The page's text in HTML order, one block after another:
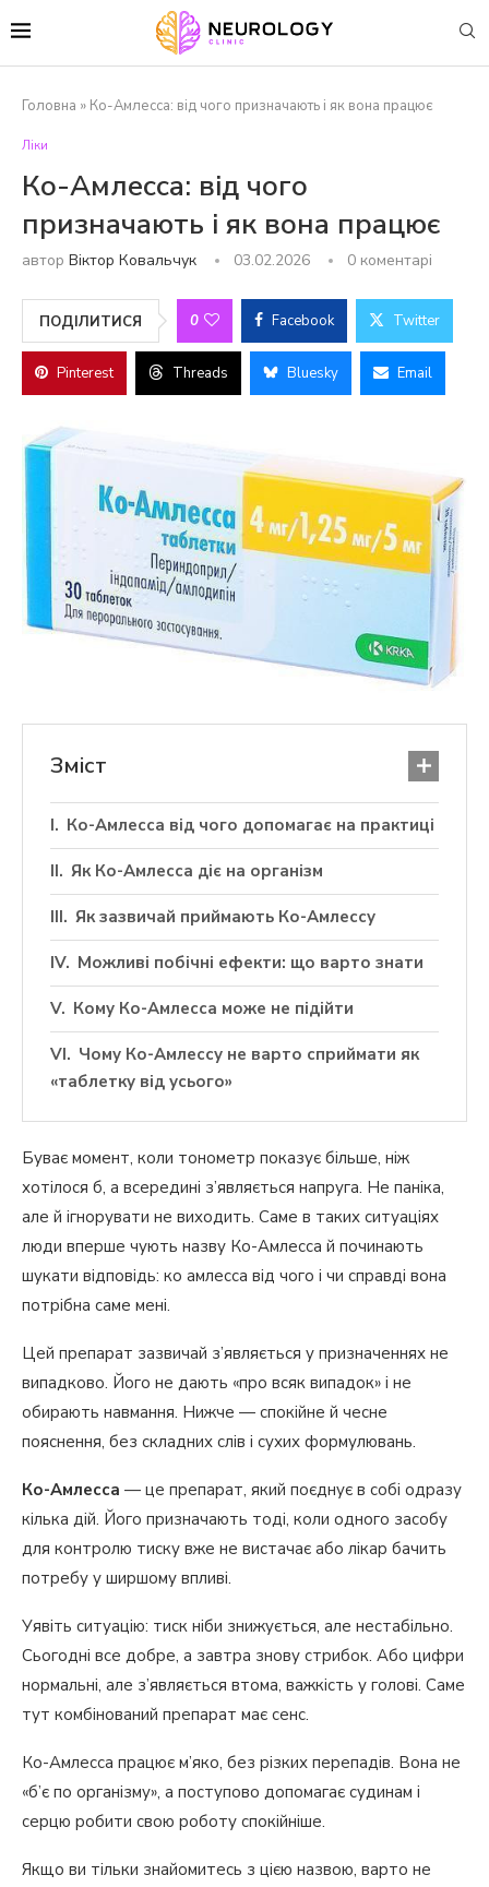
Головна » Ко-Амлесса: від чого призначають і як вона працює
Ліки
Ко-Амлесса: від чого
призначають і як вона працює
автор Віктор Ковальчук 03.02.2026 0 коментарі
ПОДІЛИТИСЯ 0 Facebook Twitter
Pinterest Threads Bluesky Email
Зміст
Ко-Амлесса від чого допомагає на практиці
Як Ко-Амлесса діє на організм
Як зазвичай приймають Ко-Амлессу
Можливі побічні ефекти: що варто знати
Кому Ко-Амлесса може не підійти
Чому Ко-Амлессу не варто сприймати як
«таблетку від усього»
Буває момент, коли тонометр показує більше, ніж
хотілося б, а всередині з’являється напруга. Не паніка,
але й ігнорувати не виходить. Саме в таких ситуаціях
люди вперше чують назву Ко-Амлесса й починають
шукати відповідь: ко амлесса від чого і чи справді вона
потрібна саме мені.
Цей препарат зазвичай з’являється у призначеннях не
випадково. Його не дають «про всяк випадок» і не
обирають навмання. Нижче — спокійне й чесне
пояснення, без складних слів і сухих формулювань.
Ко-Амлесса — це препарат, який поєднує в собі одразу
кілька дій. Його призначають тоді, коли одного засобу
для контролю тиску вже не вистачає або лікар бачить
потребу у ширшому впливі.
Уявіть ситуацію: тиск ніби знижується, але нестабільно.
Сьогодні все добре, а завтра знову стрибок. Або цифри
нормальні, але з’являється втома, важкість у голові. Саме
тут комбінований препарат має сенс.
Ко-Амлесса працює м’яко, без різких перепадів. Вона не
«б’є по організму», а поступово допомагає судинам і
серцю робити свою роботу спокійніше.
Якщо ви тільки знайомитесь з цією назвою, варто не